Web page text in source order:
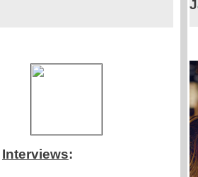
Interviews: